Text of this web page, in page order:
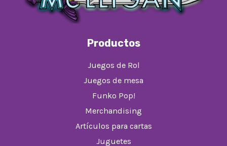
Productos
Juegos de Rol
Juegos de mesa
Funko Pop!
Merchandising
Artículos para cartas
Juguetes